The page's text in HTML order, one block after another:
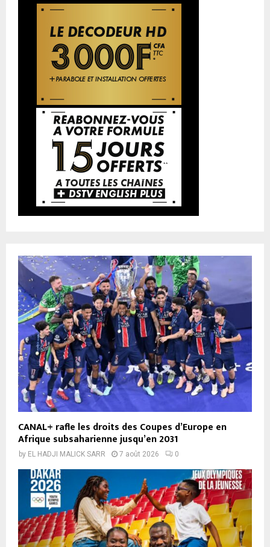
CANAL+ rafle les droits des Coupes d’Europe en
Afrique subsaharienne jusqu’en 2031
by EL HADJI MALICK SARR 7 août 2026 0